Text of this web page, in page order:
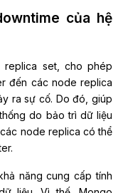
của hệ
replica set, cho phép
đến các node replica
ra sự cố. Do đó, giúp
do bảo trì dữ liệu
node replica có thể
năng cung cấp tính